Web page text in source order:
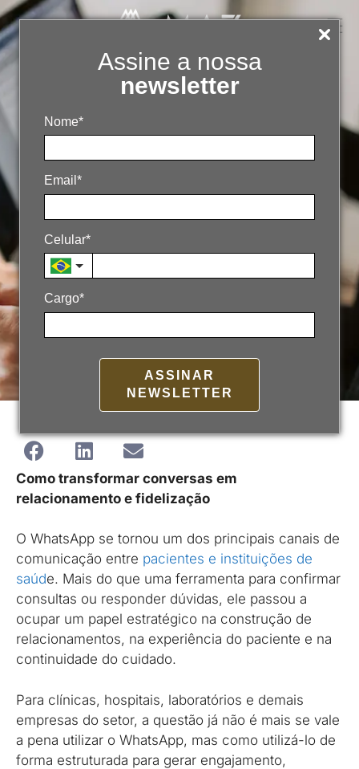
Assine a nossa
newsletter
Nome*
Email*
Celular*
Cargo*
ASSINAR
NEWSLETTER
Engajamento na saúde via
WhatsApp
Como transformar conversas em
relacionamento e fidelização
O WhatsApp se tornou um dos principais canais de
comunicação entre pacientes e instituições de
saúde. Mais do que uma ferramenta para confirmar
consultas ou responder dúvidas, ele passou a
ocupar um papel estratégico na construção de
relacionamentos, na experiência do paciente e na
continuidade do cuidado.
Para clínicas, hospitais, laboratórios e demais
empresas do setor, a questão já não é mais se vale
a pena utilizar o WhatsApp, mas como utilizá-lo de
forma estruturada para gerar engajamento,